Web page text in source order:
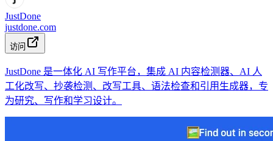
JustDone
justdone.com
访问
JustDone 是一体化 AI 写作平台，集成 AI 内容检测器、AI 人
工化改写、抄袭检测、改写工具、语法检查和引用生成器，专
为研究、写作和学习设计。